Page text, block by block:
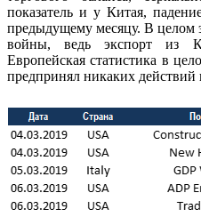
показатель и у Китая,
предыдущему месяцу. В целом
войны, ведь экспорт из
Европейская статистика в
предпринял никаких действий